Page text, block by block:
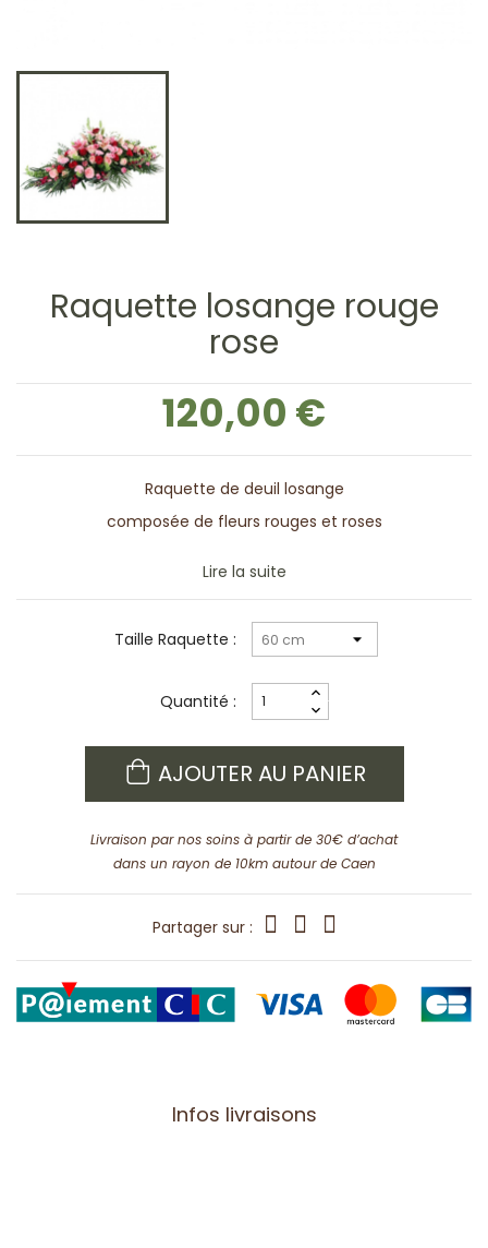
Raquette losange rouge
rose
120,00 €
Raquette de deuil losange
composée de fleurs rouges et roses
Lire la suite
Taille Raquette :
Quantité :
AJOUTER AU PANIER
Livraison par nos soins à partir de 30€ d’achat
dans un rayon de 10km autour de Caen
Partager sur :
Infos livraisons